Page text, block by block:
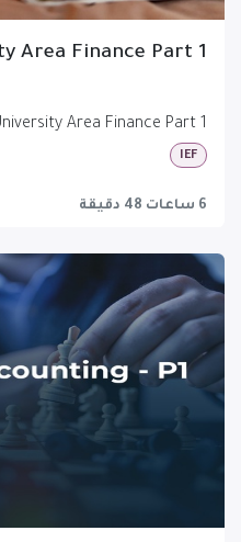
Area Finance Part 1
Area Finance Part 1
IEF
6 ساعات 48 دقيقة